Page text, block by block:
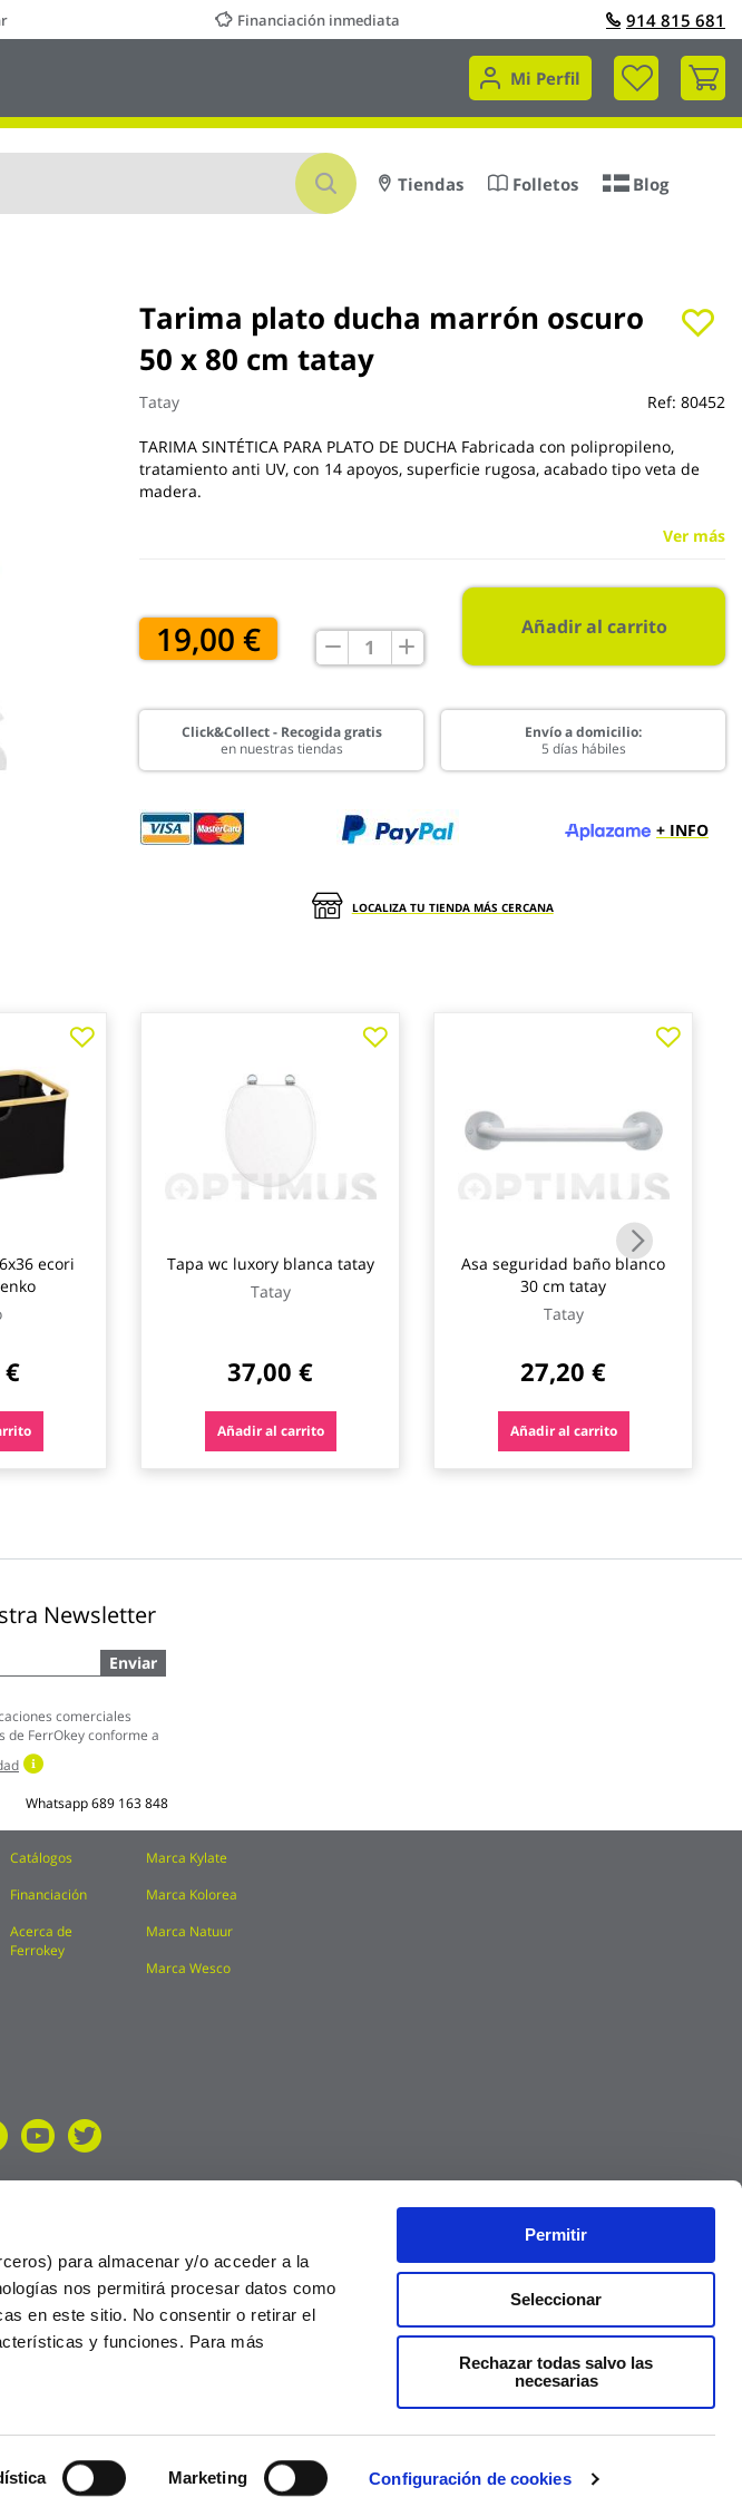
para almacenar y/o acceder a la
nos permitirá procesar datos como
en este sitio. No consentir o retirar el
y funciones. Para más
Marketing Configuración de cookies
Permitir
Seleccionar
Rechazar todas salvo las
necesarias
Financiación inmediata 914 815 681
Mi Perfil
Mi
Buscar
Tiendas Folletos Blog
Tarima plato ducha marrón oscuro
50 x 80 cm tatay
Tatay Ref: 80452
TARIMA SINTÉTICA PARA PLATO DE DUCHA Fabricada con polipropileno,
tratamiento anti UV, con 14 apoyos, superficie rugosa, acabado tipo veta de
madera.
Ver más
19,00 € Añadir al carrito
Click&Collect - Recogida gratis
en nuestras tiendas
Envío a domicilio:
5 días hábiles
+ INFO
LOCALIZA TU TIENDA MÁS CERCANA
ecori
Tapa wc luxory blanca tatay
Tatay
37,00 €
Añadir al carrito
Asa seguridad baño blanco
30 cm tatay
Tatay
27,20 €
Añadir al carrito
Newsletter
Enviar
comerciales
de FerrOkey conforme a
Whatsapp689 163 848
Catálogos
Financiación
Acerca de
Ferrokey
Marca Kylate
Marca Kolorea
Marca Natuur
Marca Wesco
Precios válidos solo en la web, no en tienda